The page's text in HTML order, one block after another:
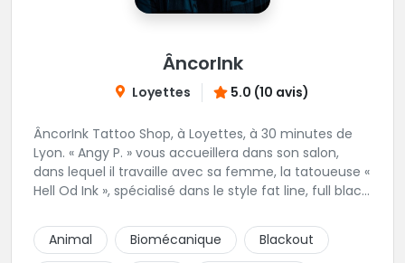
ÂncorInk
Loyettes 5.0 (10 avis)
ÂncorInk Tattoo Shop, à Loyettes, à 30 minutes de
Lyon. « Angy P. » vous accueillera dans son salon,
dans lequel il travaille avec sa femme, la tatoueuse «
Hell Od Ink », spécialisé dans le style fat line, full black
notre perceuse, « Piercing by Strega ».
Animal Biomécanique Blackout